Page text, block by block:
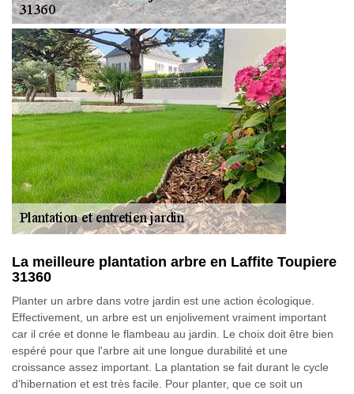
La meilleure plantation arbre en Laffite Toupiere
31360
Planter un arbre dans votre jardin est une action écologique.
Effectivement, un arbre est un enjolivement vraiment important
car il crée et donne le flambeau au jardin. Le choix doit être bien
espéré pour que l'arbre ait une longue durabilité et une
croissance assez important. La plantation se fait durant le cycle
d'hibernation et est très facile. Pour planter, que ce soit un